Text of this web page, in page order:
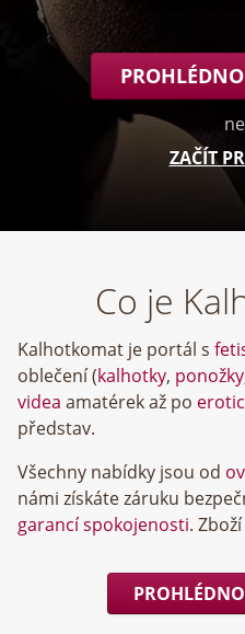
ZAČÍT
Co je
Kalhotkomat je portál s
oblečení (kalhotky, ponožky
videa amatérek až po
představ.
Všechny nabídky jsou od
námi získáte záruku
garancí spokojenosti.